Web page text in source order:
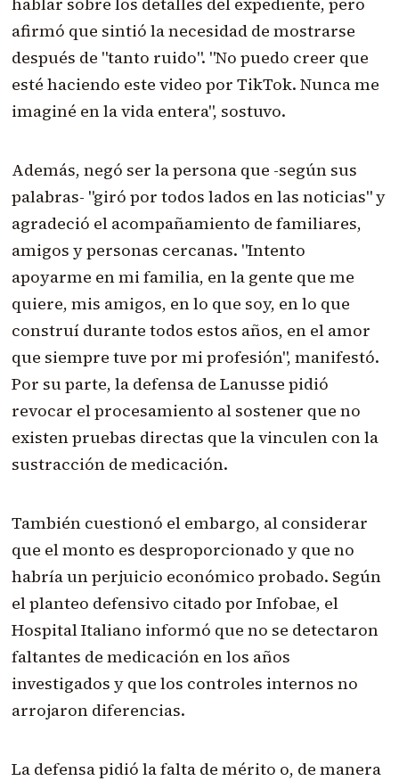
afirmó que sintió la necesidad de mostrarse
después de "tanto ruido". "No puedo creer que
esté haciendo este video por TikTok. Nunca me
imaginé en la vida entera", sostuvo.
Además, negó ser la persona que -según sus
palabras- "giró por todos lados en las noticias" y
agradeció el acompañamiento de familiares,
amigos y personas cercanas. "Intento
apoyarme en mi familia, en la gente que me
quiere, mis amigos, en lo que soy, en lo que
construí durante todos estos años, en el amor
que siempre tuve por mi profesión", manifestó.
Por su parte, la defensa de Lanusse pidió
revocar el procesamiento al sostener que no
existen pruebas directas que la vinculen con la
sustracción de medicación.
También cuestionó el embargo, al considerar
que el monto es desproporcionado y que no
habría un perjuicio económico probado. Según
el planteo defensivo citado por Infobae, el
Hospital Italiano informó que no se detectaron
faltantes de medicación en los años
investigados y que los controles internos no
arrojaron diferencias.
La defensa pidió la falta de mérito o, de manera